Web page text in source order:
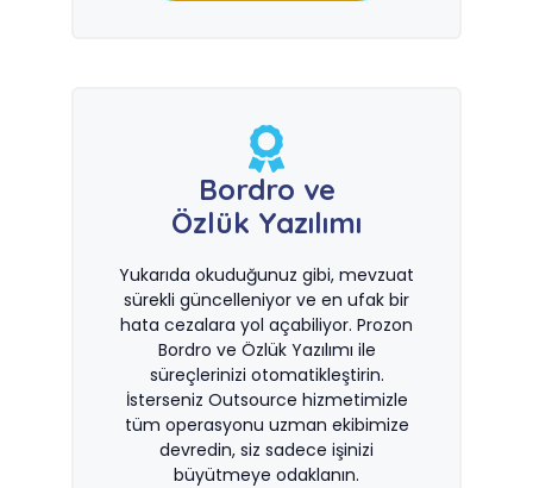
Bordro ve
Özlük Yazılımı
Yukarıda okuduğunuz gibi, mevzuat
sürekli güncelleniyor ve en ufak bir
hata cezalara yol açabiliyor. Prozon
Bordro ve Özlük Yazılımı ile
süreçlerinizi otomatikleştirin.
İsterseniz Outsource hizmetimizle
tüm operasyonu uzman ekibimize
devredin, siz sadece işinizi
büyütmeye odaklanın.